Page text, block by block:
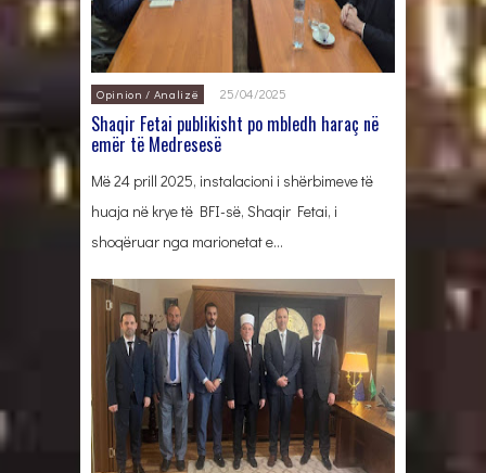
Opinion / Analizë 25/04/2025
Shaqir Fetai publikisht po mbledh haraç në
emër të Medresesë
Më 24 prill 2025, instalacioni i shërbimeve të
huaja në krye të BFI-së, Shaqir Fetai, i
shoqëruar nga marionetat e…